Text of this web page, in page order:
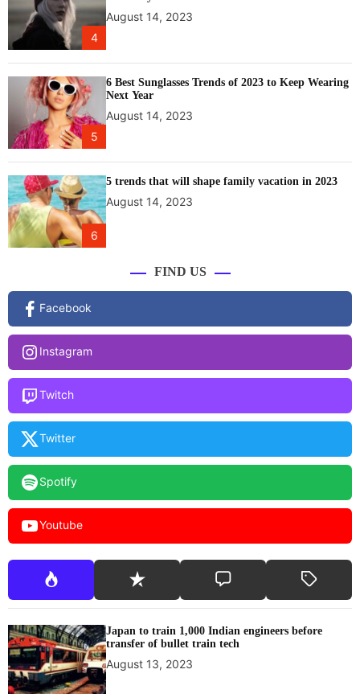
4
August 14, 2023
5
6 Best Sunglasses Trends of 2023 to Keep Wearing
Next Year
August 14, 2023
6
5 trends that will shape family vacation in 2023
August 14, 2023
FIND US
Facebook
Instagram
Twitch
Twitter
Spotify
Youtube
Japan to train 1,000 Indian engineers before
transfer of bullet train tech
August 13, 2023